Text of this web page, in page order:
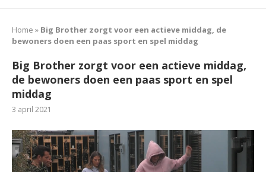
Home » Big Brother zorgt voor een actieve middag, de
bewoners doen een paas sport en spel middag
Big Brother zorgt voor een actieve middag,
de bewoners doen een paas sport en spel
middag
3 april 2021